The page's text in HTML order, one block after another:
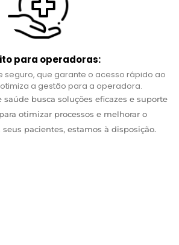
para operadoras:
seguro, que garante o acesso rápido ao
a gestão para a operadora.
saúde busca soluções eficazes e suporte
otimizar processos e melhorar o
pacientes, estamos à disposição.